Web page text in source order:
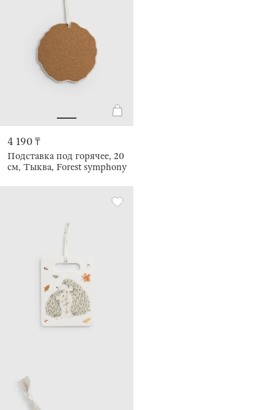
4 190 ₸
Подставка под горячее, 20
см, Тыква, Forest symphony